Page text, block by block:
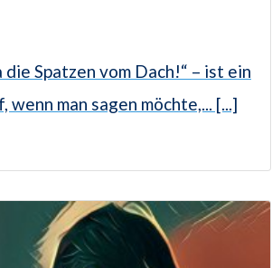
Spatzen vom Dach!“ – ist ein
wenn man sagen möchte,... [...]